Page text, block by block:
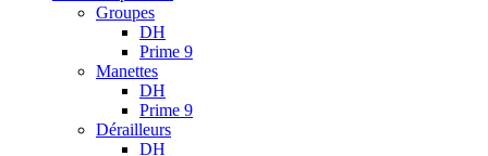
Groupes
DH
Prime 9
Manettes
DH
Prime 9
Dérailleurs
DH